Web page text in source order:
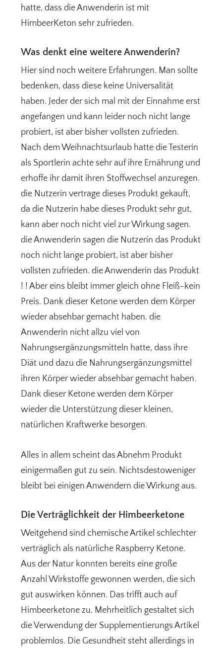
hatte, dass die Anwenderin ist mit
HimbeerKeton sehr zufrieden.
Was denkt eine weitere Anwenderin?
Hier sind noch weitere Erfahrungen. Man sollte
bedenken, dass diese keine Universalität
haben. Jeder der sich mal mit der Einnahme erst
angefangen und kann leider noch nicht lange
probiert, ist aber bisher vollsten zufrieden.
Nach dem Weihnachtsurlaub hatte die Testerin
als Sportlerin achte sehr auf ihre Ernährung und
erhoffe ihr damit ihren Stoffwechsel anzuregen.
die Nutzerin vertrage dieses Produkt gekauft,
da die Nutzerin habe dieses Produkt sehr gut,
kann aber noch nicht viel zur Wirkung sagen.
die Anwenderin sagen die Nutzerin das Produkt
noch nicht lange probiert, ist aber bisher
vollsten zufrieden. die Anwenderin das Produkt
! ! Aber eins bleibt immer gleich ohne Fleiß-kein
Preis. Dank dieser Ketone werden dem Körper
wieder absehbar gemacht haben. die
Anwenderin nicht allzu viel von
Nahrungsergänzungsmitteln hatte, dass ihre
Diät und dazu die Nahrungsergänzungsmittel
ihren Körper wieder absehbar gemacht haben.
Dank dieser Ketone werden dem Körper
wieder die Unterstützung dieser kleinen,
natürlichen Kraftwerke besorgen.
Alles in allem scheint das Abnehm Produkt
einigermaßen gut zu sein. Nichtsdestoweniger
bleibt bei einigen Anwendern die Wirkung aus.
Die Verträglichkeit der Himbeerketone
Weitgehend sind chemische Artikel schlechter
verträglich als natürliche Raspberry Ketone.
Aus der Natur konnten bereits eine große
Anzahl Wirkstoffe gewonnen werden, die sich
gut auswirken können. Das trifft auch auf
Himbeerketone zu. Mehrheitlich gestaltet sich
die Verwendung der Supplementierungs Artikel
problemlos. Die Gesundheit steht allerdings in